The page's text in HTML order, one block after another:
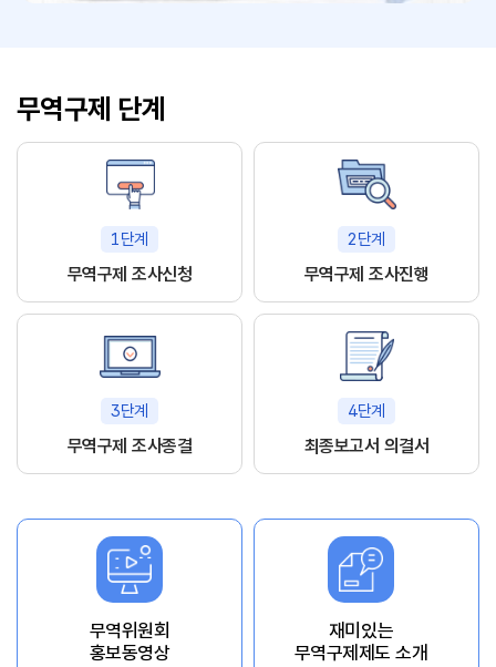
무역구제 단계
1단계
무역구제 조사신청
2단계
무역구제 조사진행
3단계
무역구제 조사종결
4단계
최종보고서 의결서
무역위원회
홍보동영상
재미있는
무역구제제도 소개